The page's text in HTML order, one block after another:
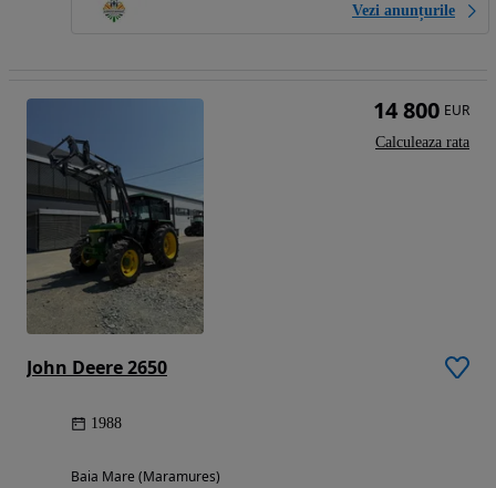
Vezi anunțurile
John Deere 2650
1988
Baia Mare (Maramures)
14 800 EUR
Calculeaza rata